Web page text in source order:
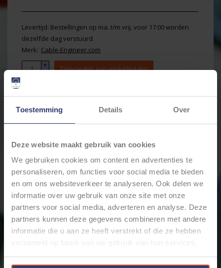
Toestemming Details Over
Deze website maakt gebruik van cookies
We gebruiken cookies om content en advertenties te
personaliseren, om functies voor social media te bieden
en om ons websiteverkeer te analyseren. Ook delen we
informatie over uw gebruik van onze site met onze
partners voor social media, adverteren en analyse. Deze
partners kunnen deze gegevens combineren met andere
informatie die u aan ze heeft verstrekt of die ze hebben
verzameld op basis van uw gebruik van hun services.
Levertijd: Bestellingen op ma. t/m vrij. voor 17:00 worden
dezelfde dag verstuurd.
Merk: Cable-Engineer.com
+
- Toevoegen aan winkelwagen
Email ons over dit product
Aan verlanglijst toevoegen
Afdrukken
Informatie Reviews(0)
Artikelnummer:
IS003
Voorraad:
31
Isolatiekous Ø 6 mm van flexibel en versterkt PVC -
kleur zwart - 50 meter gerold.
Ø 6 mm = binnenmaat
Professionele en vlam-vertragende isolatiekous
(niet-krimpbaar) voor bescherming van kabel,